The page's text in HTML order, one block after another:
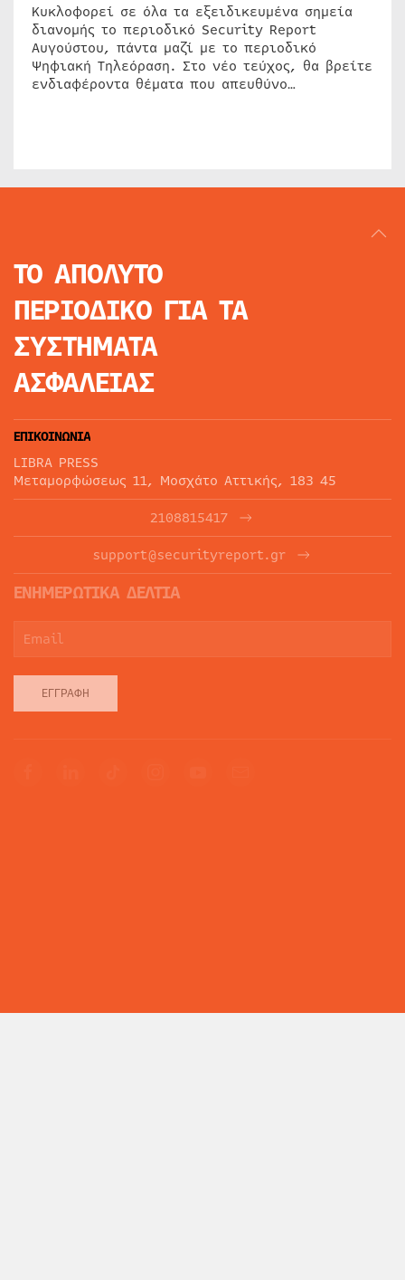
Κυκλοφορεί σε όλα τα εξειδικευμένα σημεία
διανομής το περιοδικό Security Report
Αυγούστου, πάντα μαζί με το περιοδικό
Ψηφιακή Τηλεόραση. Στο νέο τεύχος, θα βρείτε
ενδιαφέροντα θέματα που απευθύνο…
ΤΟ ΑΠΟΛΥΤΟ
ΠΕΡΙΟΔΙΚΟ ΓΙΑ ΤΑ
ΣΥΣΤΗΜΑΤΑ
ΑΣΦΑΛΕΙΑΣ
ΕΠΙΚΟΙΝΩΝΙΑ
LIBRA PRESS
Μεταμορφώσεως 11, Μοσχάτο Αττικής, 183 45
2108815417
support@securityreport.gr
ΕΝΗΜΕΡΩΤΙΚΑ ΔΕΛΤΙΑ
ΕΓΓΡΑΦΉ